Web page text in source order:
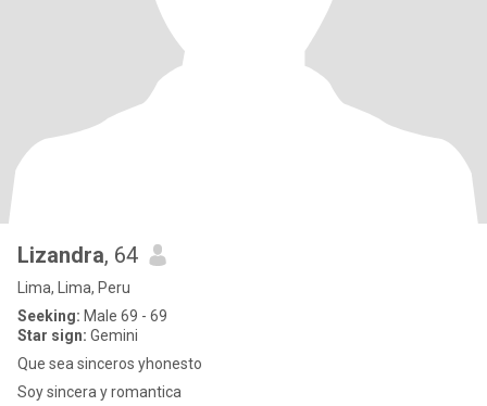
Lizandra, 64
Lima, Lima, Peru
Seeking: Male 69 - 69
Star sign: Gemini
Que sea sinceros yhonesto
Soy sincera y romantica